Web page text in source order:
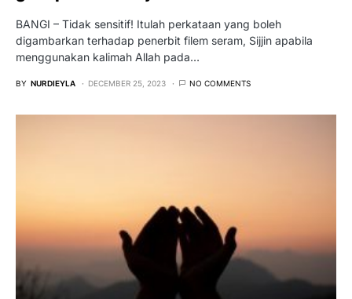
BANGI – Tidak sensitif! Itulah perkataan yang boleh
digambarkan terhadap penerbit filem seram, Sijjin apabila
menggunakan kalimah Allah pada…
BY NURDIEYLA DECEMBER 25, 2023 NO COMMENTS